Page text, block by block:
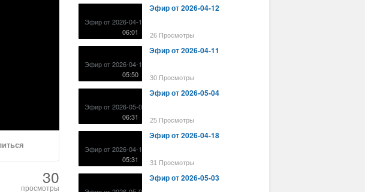
30
просмотры
06:01
Эфир от 2026-04-12
26 Просмотры
05:50
Эфир от 2026-04-11
30 Просмотры
06:31
Эфир от 2026-05-04
25 Просмотры
05:31
Эфир от 2026-04-18
31 Просмотры
Эфир от 2026-05-03